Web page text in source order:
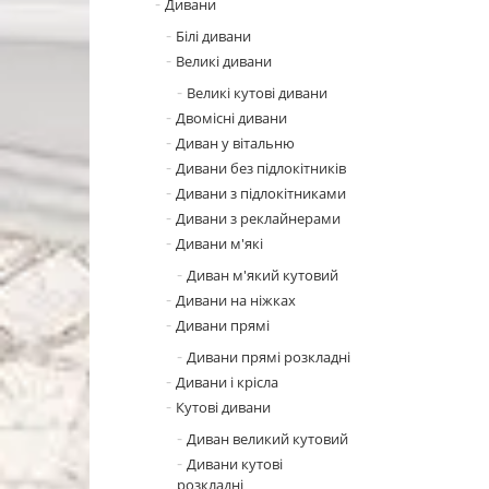
Дивани
Білі дивани
Великі дивани
Великі кутові дивани
Двомісні дивани
Диван у вітальню
Дивани без підлокітників
Дивани з підлокітниками
Дивани з реклайнерами
Дивани м'які
Диван м'який кутовий
Дивани на ніжках
Дивани прямі
Дивани прямі розкладні
Дивани і крісла
Кутові дивани
Диван великий кутовий
Дивани кутові
розкладні